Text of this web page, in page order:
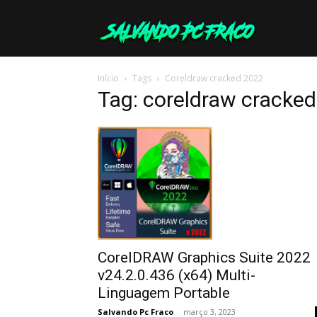
PC
Início Tags Coreldraw cracked 2022
Tag: coreldraw
CorelDRAW Graphics Suite 2022
v24.2.0.436 (x64) Multi-
Linguagem Portable
Salvando Pc Fraco - março 3, 2023